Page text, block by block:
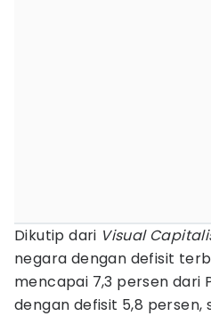
Dikutip dari Visual
negara dengan defisit
mencapai 7,3 persen dari
dengan defisit 5,8 persen,